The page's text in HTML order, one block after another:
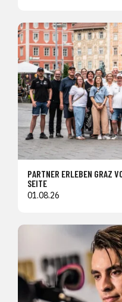
PARTNER ERLEBEN GRAZ
SEITE
01.08.26